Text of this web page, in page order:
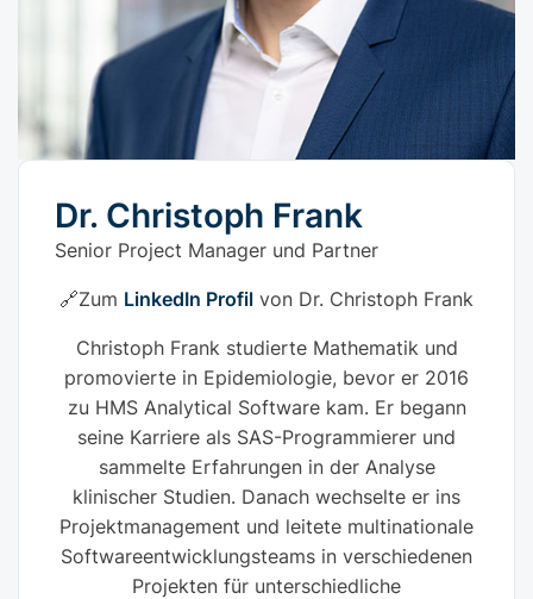
Dr. Christoph Frank
Senior Project Manager und Partner
🔗Zum LinkedIn Profil von Dr. Christoph Frank
Christoph Frank studierte Mathematik und
promovierte in Epidemiologie, bevor er 2016
zu HMS Analytical Software kam. Er begann
seine Karriere als SAS-Programmierer und
sammelte Erfahrungen in der Analyse
klinischer Studien. Danach wechselte er ins
Projektmanagement und leitete multinationale
Softwareentwicklungsteams in verschiedenen
Projekten für unterschiedliche